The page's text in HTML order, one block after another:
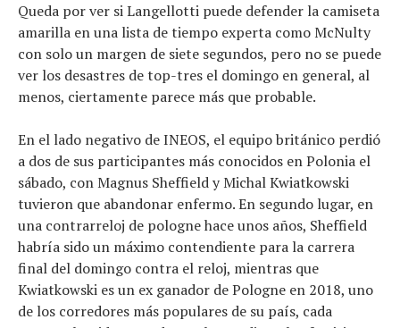
Queda por ver si Langellotti puede defender la camiseta
amarilla en una lista de tiempo experta como McNulty
con solo un margen de siete segundos, pero no se puede
ver los desastres de top-tres el domingo en general, al
menos, ciertamente parece más que probable.
En el lado negativo de INEOS, el equipo británico perdió
a dos de sus participantes más conocidos en Polonia el
sábado, con Magnus Sheffield y Michal Kwiatkowski
tuvieron que abandonar enfermo. En segundo lugar, en
una contrarreloj de pologne hace unos años, Sheffield
habría sido un máximo contendiente para la carrera
final del domingo contra el reloj, mientras que
Kwiatkowski es un ex ganador de Pologne en 2018, uno
de los corredores más populares de su país, cada